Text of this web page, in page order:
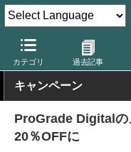
カテゴリ 過去記事
デジカメ Watch 撮影用品
キャンペーン
ProGrade Digitalの
20％OFFに